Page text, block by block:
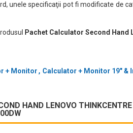
unele specificaţii pot fi modificate de
Pachet Calculator Second Hand
+ Monitor Calculator + Monitor 19" &
HAND LENOVO